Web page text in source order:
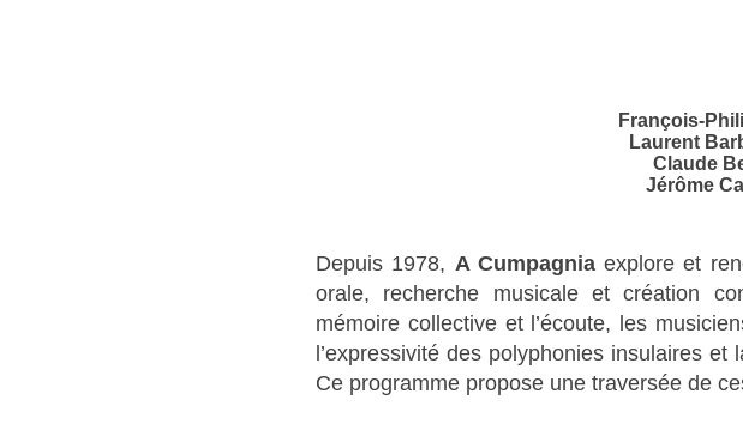
François-
Laurent
Claude
Jérôme
Depuis 1978, A Cumpagniaexplore et
orale, recherche musicale et création
mémoire collective et l’écoute, les
l’expressivité des polyphonies insulaires
Ce programme propose une traversée de